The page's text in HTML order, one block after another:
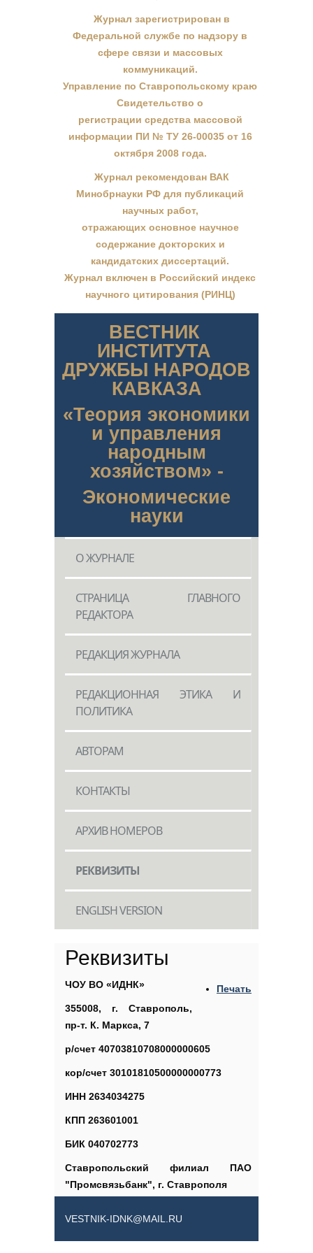
Журнал зарегистрирован в
Федеральной службе по надзору в
сфере связи и массовых
коммуникаций.
Управление по Ставропольскому краю
Свидетельство о
регистрации средства массовой
информации ПИ № ТУ 26-00035 от 16
октября 2008 года.
Журнал рекомендован ВАК
Минобрнауки РФ для публикаций
научных работ,
отражающих основное научное
содержание докторских и
кандидатских диссертаций.
Журнал включен в Российский индекс
научного цитирования (РИНЦ)
ВЕСТНИК
ИНСТИТУТА
ДРУЖБЫ НАРОДОВ
КАВКАЗА
«Теория экономики
и управления
народным
хозяйством» -
Экономические
науки
О ЖУРНАЛЕ
СТРАНИЦА ГЛАВНОГО
РЕДАКТОРА
РЕДАКЦИЯ ЖУРНАЛА
РЕДАКЦИОННАЯ ЭТИКА И
ПОЛИТИКА
АВТОРАМ
КОНТАКТЫ
АРХИВ НОМЕРОВ
РЕКВИЗИТЫ
ENGLISH VERSION
Реквизиты
Печать
ЧОУ ВО «ИДНК»
355008, г. Ставрополь,
пр-т. К. Маркса, 7
р/счет 40703810708000000605
кор/счет 30101810500000000773
ИНН 2634034275
КПП 263601001
БИК 040702773
Ставропольский филиал ПАО
"Промсвязьбанк", г. Ставрополя
VESTNIK-IDNK@MAIL.RU